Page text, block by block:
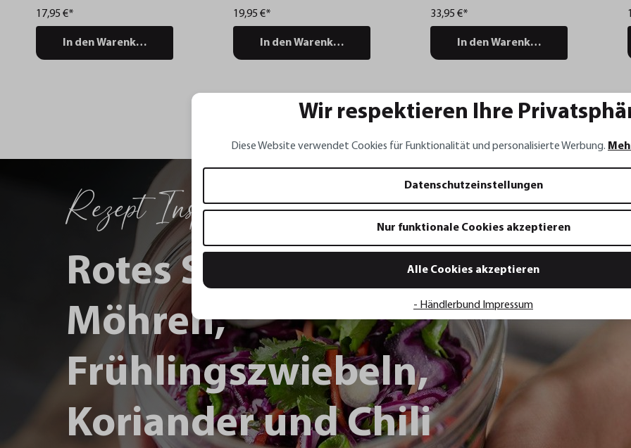
17,95 €*
In den Warenkorb
19,95 €*
In den Warenkorb
33,95 €*
In den Warenkorb
Rezept Inspirationen
Rotes Sauerkraut mit
Möhren,
Frühlingszwiebeln,
Koriander und Chili
Wir respektieren Ihre
Diese Website verwendet Cookies für Funktionalität und personalisierte Werbung.
Datenschutzeinstellungen
Nur funktionale Cookies akzeptieren
Alle Cookies akzeptieren
- Händlerbund Impressum